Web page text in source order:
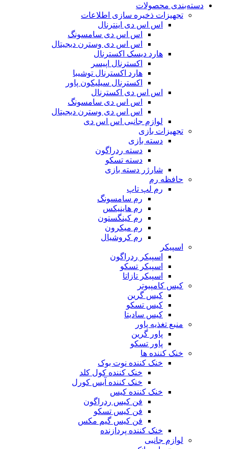
دسته‌بندی محصولات
تجهیزات ذخیره سازی اطلاعات
اس اس دی اینترنال
اس اس دی سامسونگ
اس اس دی وسترن دیجیتال
هارد دیسک اکسترنال
اکسترنال اپیسر
هارد اکسترنال توشیبا
اکسترنال سیلیکون پاور
اس اس دی اکسترنال
اس اس دی سامسونگ
اس اس دی وسترن دیجیتال
لوازم جانبی اس اس دی
تجهیزات بازی
دسته بازی
دسته ردراگون
دسته تسکو
شارژر دسته بازی
حافظه رم
رم لپ تاپ
رم سامسونگ
رم هاینیکس
رم کینگستون
رم میکرون
رم کروشیال
اسپیکر
اسپیکر ردراگون
اسپیکر تسکو
اسپیکر تازاتا
کیس کامپیوتر
کیس گرین
کیس تسکو
کیس سادیتا
منبع تغذیه‌ پاور
پاور گرین
پاور تسکو
خنک کننده ها
خنک کننده نوت بوک
خنک کننده کول کلد
خنک کننده آیس کورل
خنک کننده کیس
فن کیس ردراگون
فن کیس تسکو
فن کیس گیم مکس
خنک کننده پردازنده
لوازم جانبی